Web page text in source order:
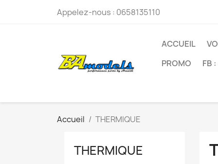
Appelez-nous : 0658135110
ACCUEIL
PROMO
FB
Accueil THERMIQUE
THERMIQUE